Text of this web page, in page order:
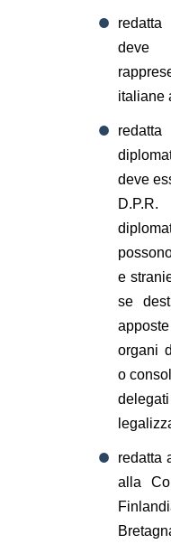
deve
italiane
redatta
deve
e
se
organi
o
redatta
alla